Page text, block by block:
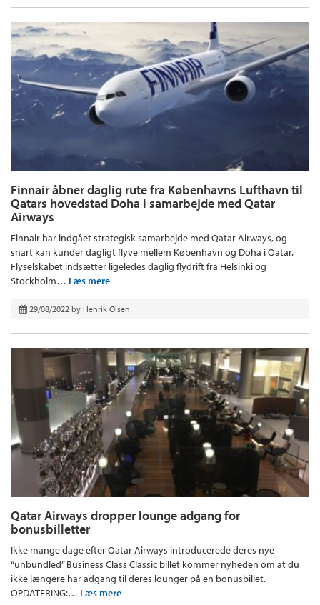
Finnair åbner daglig rute fra Københavns Lufthavn til
Qatars hovedstad Doha i samarbejde med Qatar
Airways
Finnair har indgået strategisk samarbejde med Qatar Airways, og
snart kan kunder dagligt flyve mellem København og Doha i Qatar.
Flyselskabet indsætter ligeledes daglig flydrift fra Helsinki og
Stockholm… Læs mere
29/08/2022 by Henrik Olsen
Qatar Airways dropper lounge adgang for
bonusbilletter
Ikke mange dage efter Qatar Airways introducerede deres nye
“unbundled” Business Class Classic billet kommer nyheden om at du
ikke længere har adgang til deres lounger på en bonusbillet.
OPDATERING:… Læs mere